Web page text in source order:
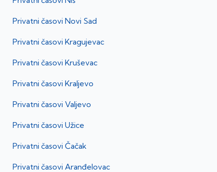
Privatni časovi Novi Sad
Privatni časovi Kragujevac
Privatni časovi Kruševac
Privatni časovi Kraljevo
Privatni časovi Valjevo
Privatni časovi Užice
Privatni časovi Čačak
Privatni časovi Aranđelovac